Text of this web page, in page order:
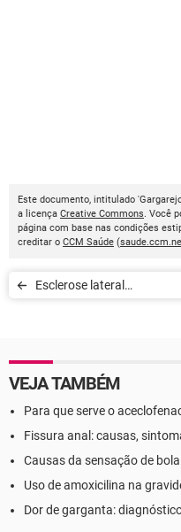
Este documento, intitulado
a licença Creative Commons. Você
página com base nas condições
creditar o CCM Saúde (
Esclerose lateral
VEJA TAMBÉM
Para que serve o
Fissura anal: causas,
Causas da sensação de
Uso de amoxicilina na
Dor de garganta: